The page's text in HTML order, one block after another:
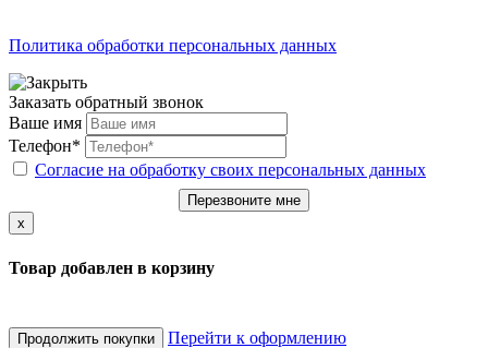
Политика обработки персональных данных
Заказать обратный звонок
Ваше имя
Телефон*
Согласие на обработку своих персональных данных
Перезвоните мне
x
Товар добавлен в корзину
Продолжить покупки
Перейти к оформлению